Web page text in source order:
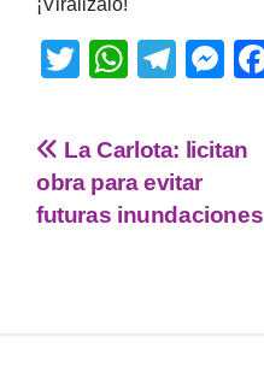
T
tt
er
W
at
s
A
T
e
gr
a
M
ss
n
La Carlota: licitan
obra para evitar
futuras inundaciones